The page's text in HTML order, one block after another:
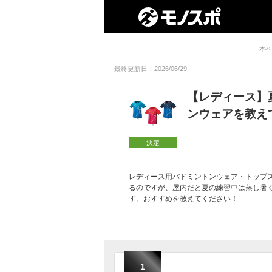
本
最終更新日：2026/06/29
決定
【レディース
ンウェアを教え
レディース用バドミントンウェア・トッ
るのですが、屋内だと夏の練習中は蒸し
す。おすすめを教えてください！
1